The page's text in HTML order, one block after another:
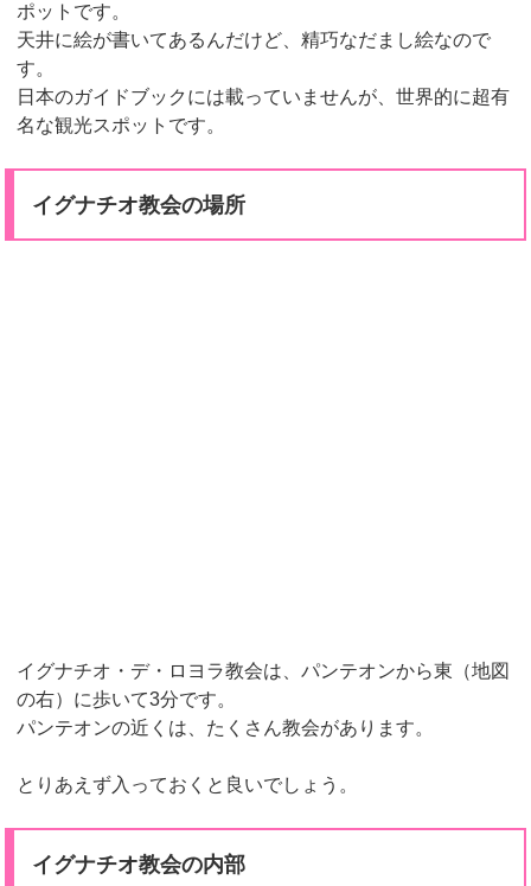
ポットです。
天井に絵が書いてあるんだけど、精巧なだまし絵なので
す。
日本のガイドブックには載っていませんが、世界的に超有
名な観光スポットです。
イグナチオ教会の場所
イグナチオ・デ・ロヨラ教会は、パンテオンから東（地図
の右）に歩いて3分です。
パンテオンの近くは、たくさん教会があります。
とりあえず入っておくと良いでしょう。
イグナチオ教会の内部